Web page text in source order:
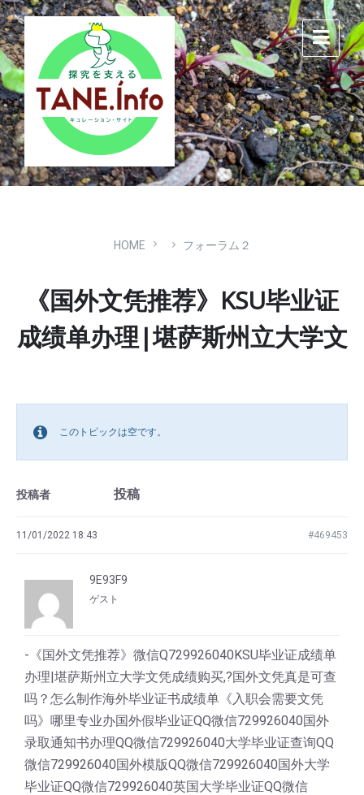
Skip
to
content
Skip
to
main
navigation
Skip
to
footer
HOME フォーラム２
《国外文凭推荐》KSU毕业证
成绩单办理|堪萨斯州立大学文
このトピックは空です。
投稿者 投稿
11/01/2022 18:43 #469453
9E93F9
ゲスト
-《国外文凭推荐》微信Q729926040KSU毕业证成绩单
办理|堪萨斯州立大学文凭成绩购买,?国外文凭真是可查
吗？怎么制作海外毕业证书成绩单《入职会需要文凭
吗》哪里专业办国外假毕业证QQ微信729926040国外
录取通知书办理QQ微信729926040大学毕业证查询QQ
微信729926040国外模版QQ微信729926040国外大学
毕业证QQ微信729926040英国大学毕业证QQ微信